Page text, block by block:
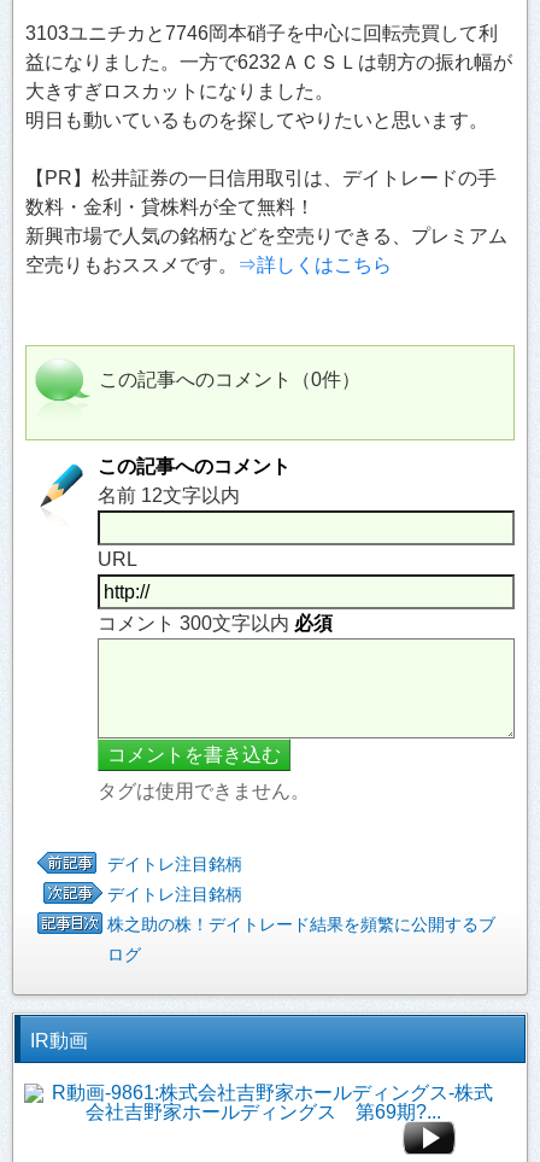
3103ユニチカと7746岡本硝子を中心に回転売買して利
益になりました。一方で6232ＡＣＳＬは朝方の振れ幅が
大きすぎロスカットになりました。
明日も動いているものを探してやりたいと思います。
【PR】松井証券の一日信用取引は、デイトレードの手
数料・金利・貸株料が全て無料！
新興市場で人気の銘柄などを空売りできる、プレミアム
空売りもおススメです。
⇒詳しくはこちら
この記事へのコメント（0件）
この記事へのコメント
名前 12文字以内
URL
コメント 300文字以内 必須
タグは使用できません。
デイトレ注目銘柄
デイトレ注目銘柄
株之助の株！デイトレード結果を頻繁に公開するブ
ログ
IR動画